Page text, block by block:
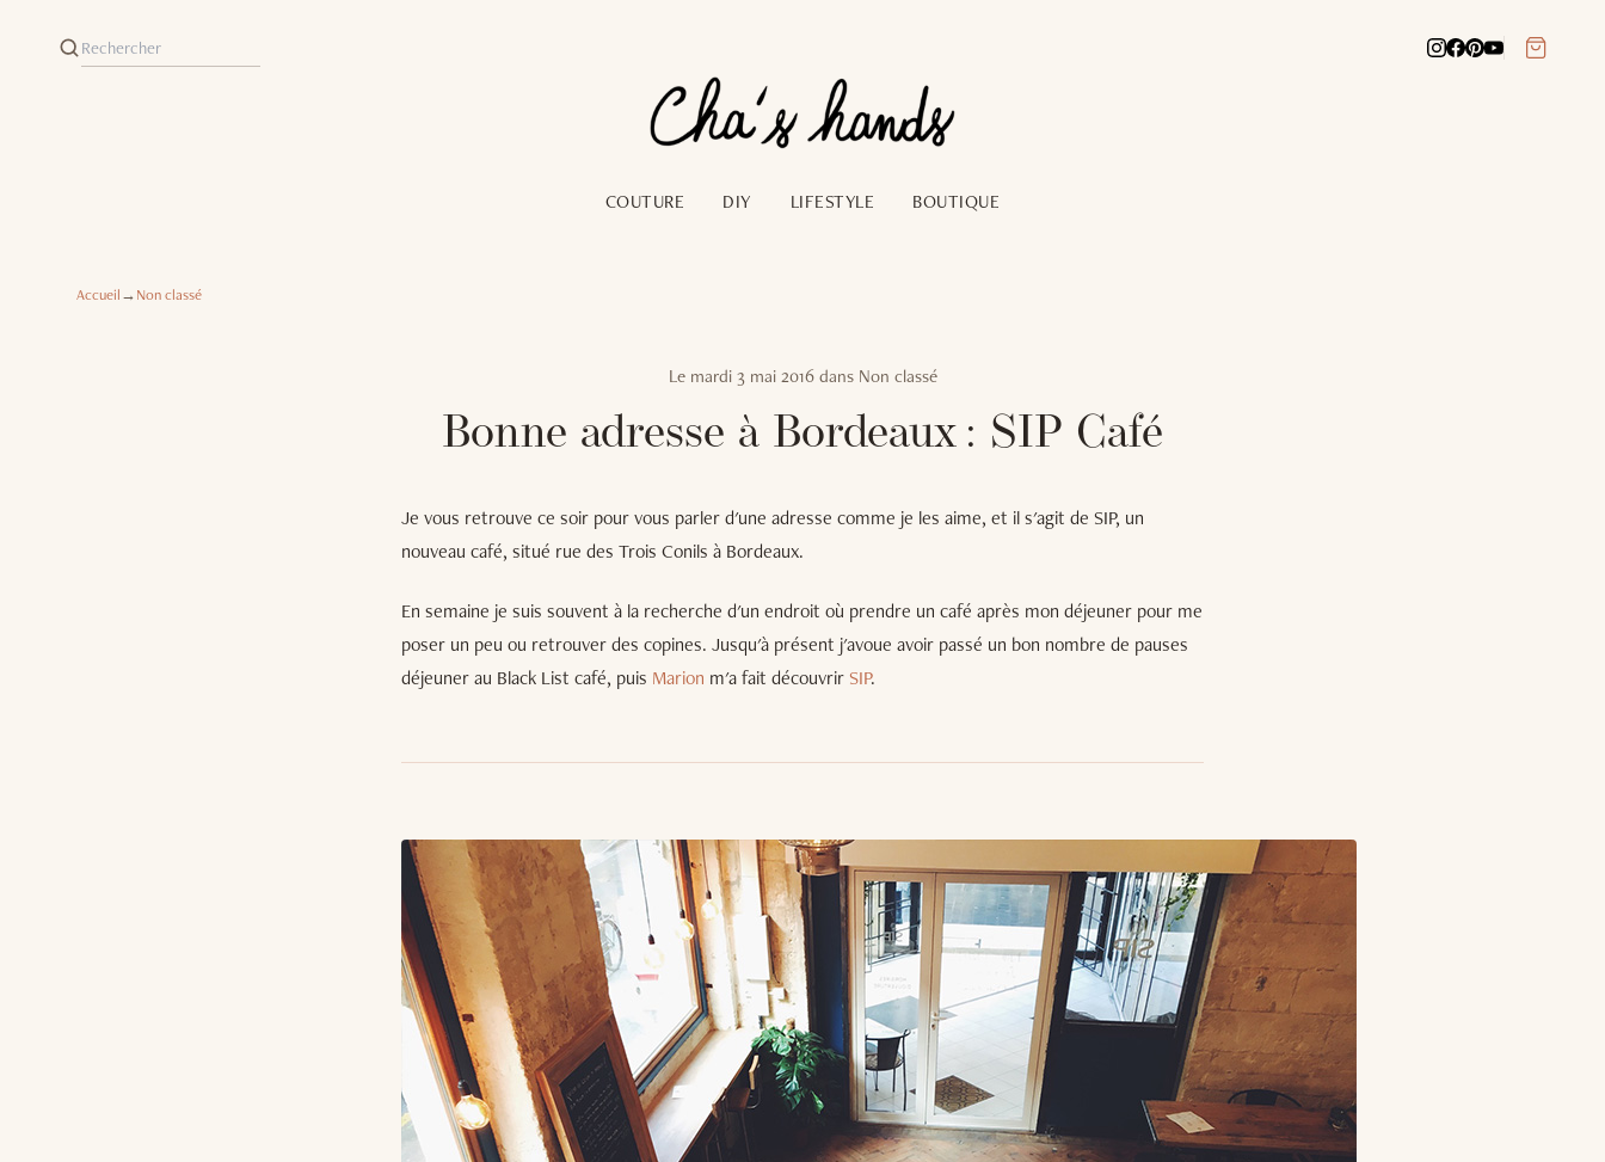
COUTURE DIY LIFESTYLE BOUTIQUE
Accueil→Non classé
Le mardi 3 mai 2016dans Non classé
Bonne adresse à Bordeaux : SIP Café
Je vous retrouve ce soir pour vous parler d'une adresse comme je les aime, et il s'agit de SIP, un
nouveau café, situé rue des Trois Conils à Bordeaux.
En semaine je suis souvent à la recherche d'un endroit où prendre un café après mon déjeuner pour me
poser un peu ou retrouver des copines. Jusqu'à présent j'avoue avoir passé un bon nombre de pauses
déjeuner au Black List café, puis Marion m'a fait découvrirSIP.